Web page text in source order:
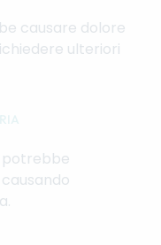
causare dolore
ulteriori
potrebbe